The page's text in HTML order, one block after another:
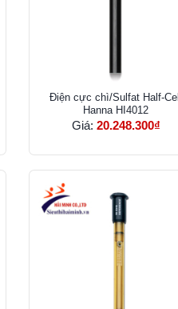
Điện cực chì/Sulfat Half-Cell
Hanna HI4012
Giá: 20.248.300₫